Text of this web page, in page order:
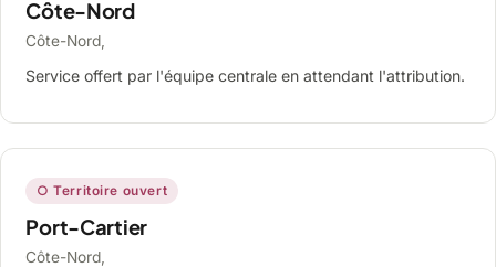
Côte-Nord
Côte-Nord,
Service offert par l'équipe centrale en attendant l'attribution.
○ Territoire ouvert
Port-Cartier
Côte-Nord,